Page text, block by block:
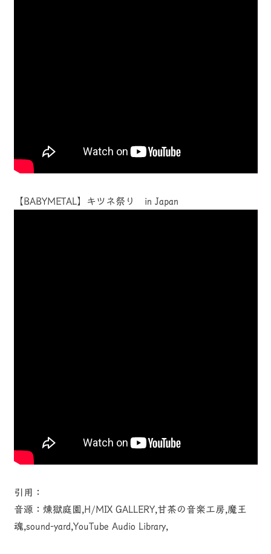
【BABYMETAL】キツネ祭り in Japan
引用：
音源：煉獄庭園,H/MIX GALLERY,甘茶の音楽工房,魔王
魂,sound-yard,YouTube Audio Library,